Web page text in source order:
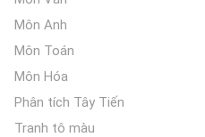
Môn Anh
Môn Toán
Môn Hóa
Phân tích Tây Tiến
Tranh tô màu